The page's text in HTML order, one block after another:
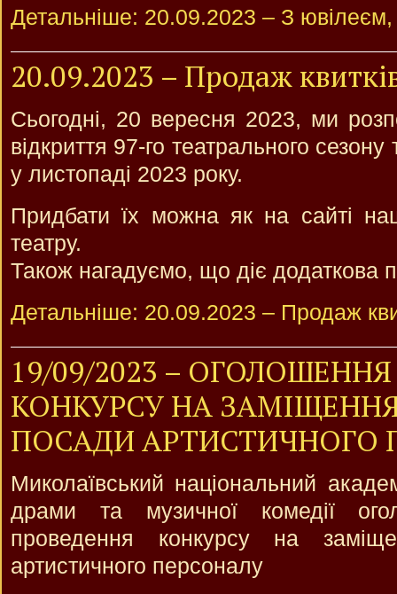
Детальніше: 20.09.2023 – З
20.09.2023 – Продаж
Сьогодні, 20 вересня 2023, ми
відкриття 97-го театрального
у листопаді 2023 року.
Придбати їх можна як на сайті
театру.
Також нагадуємо, що діє додаткова
Детальніше: 20.09.2023 – Продаж
19/09/2023 –
КОНКУРСУ НА
ПОСАДИ АРТИСТИЧНОГО
Миколаївський національний
драми та музичної комедії
проведення конкурсу на
артистичного персоналу